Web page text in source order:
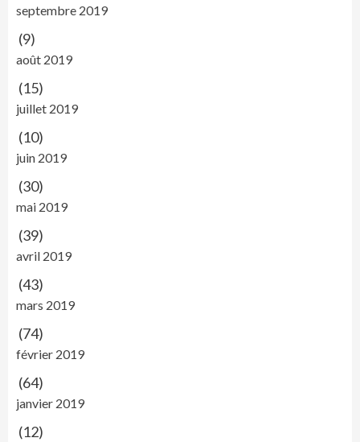
septembre 2019
(9)
août 2019
(15)
juillet 2019
(10)
juin 2019
(30)
mai 2019
(39)
avril 2019
(43)
mars 2019
(74)
février 2019
(64)
janvier 2019
(12)